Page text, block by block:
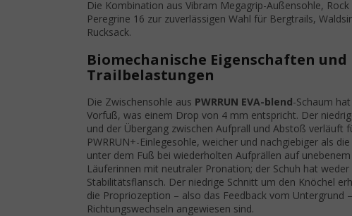
Die Kombination aus Vibram Megagrip-Außensohle,
Peregrine 16 zur zuverlässigen Wahl für Bergtrails,
Rucksack.
Biomechanische Eigenschaften
Trailbelastungen
Die Zwischensohle aus PWRRUN EVA-blend-Schaum
Vorfuß, was einem Drop von 4 mm entspricht. Der
und der Übergang zwischen Aufprall und Abstoß verläuft
PWRRUN+-Einlegesohle, weicher und nachgiebiger als
unter dem Fuß bei wiederholten Aufprällen auf
Läuferinnen mit neutraler Pronation; der Schuh hat
Stabilitätsflansch. Der niedrige Schnitt um den Knöchel
die Propriozeption – also das Feedback vom Untergrund
Richtungswechseln angewiesen sind.